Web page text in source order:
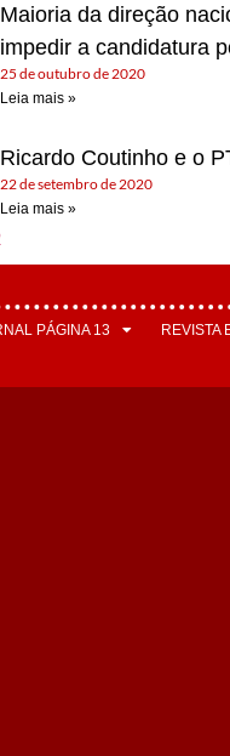
Maioria da direção
impedir a candidatura
25 de outubro de 2020
Leia mais »
Ricardo Coutinho e o
22 de setembro de 2020
Leia mais »
PÁGINA 13 REVISTA